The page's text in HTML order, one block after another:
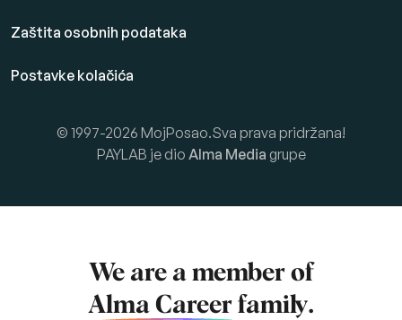
Zaštita osobnih podataka
Postavke kolačića
© 1997-2026 MojPosao.Sva prava pridržana!
PAYLAB je dio Alma Media grupe
We are a member of
Alma Career family.